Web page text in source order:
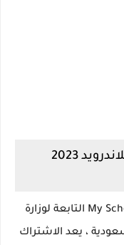
تحميل ماين كرافت التعليمية للاندرويد 2023
من خلال حساب الطالب على منصة My School التابعة لوزارة
، يعد الاشتراك